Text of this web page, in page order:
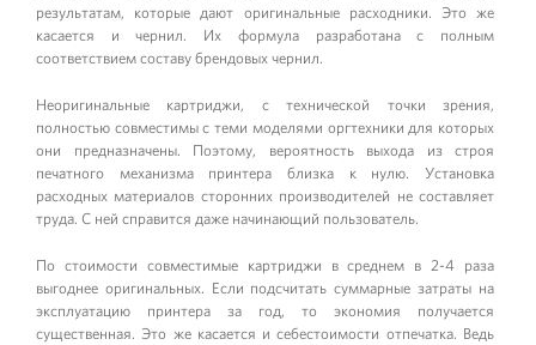
результатам, которые дают оригинальные расходники. Это же
касается и чернил. Их формула разработана с полным
соответствием составу брендовых чернил.
Неоригинальные картриджи, с технической точки зрения,
полностью совместимы с теми моделями оргтехники для которых
они предназначены. Поэтому, вероятность выхода из строя
печатного механизма принтера близка к нулю. Установка
расходных материалов сторонних производителей не составляет
труда. С ней справится даже начинающий пользователь.
По стоимости совместимые картриджи в среднем в 2-4 раза
выгоднее оригинальных. Если подсчитать суммарные затраты на
эксплуатацию принтера за год, то экономия получается
существенная. Это же касается и себестоимости отпечатка. Ведь